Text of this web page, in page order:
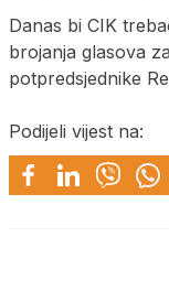
Danas bi CIK
brojanja glasova
potpredsjednike
Podijeli vijest na: